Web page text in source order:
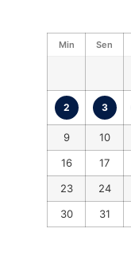
Min Sen
2 3
9 10
16
17
23
24
30
31